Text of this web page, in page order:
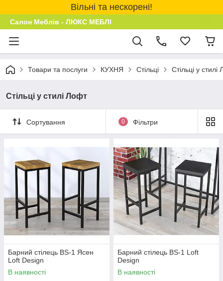
Вільні та нескорені!
Салон Меблів - ЛЮКС МЕБЛІ
Товари та послуги КУХНЯ Стільці Стільці у стилі
Стільці у стилі Лофт
Сортування 0 Фільтри
Барний стілець BS-1 Ясен
Loft Design
В наявності
Барний стілець BS-1 Loft
Design
В наявності